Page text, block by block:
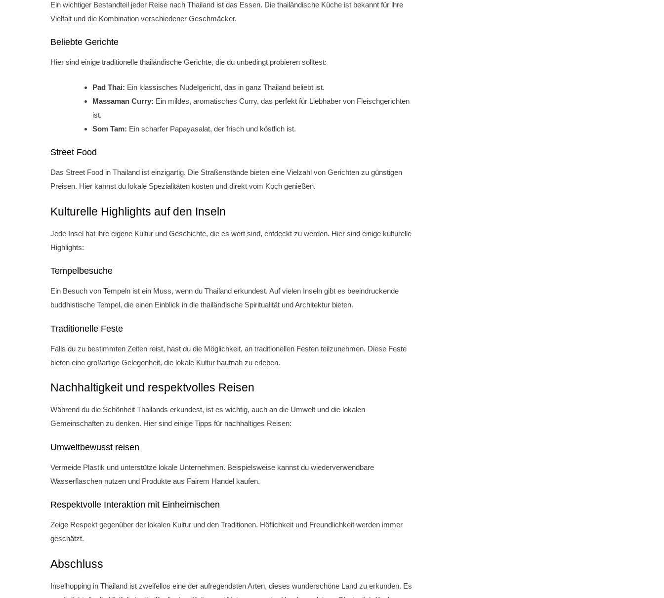
Ein wichtiger Bestandteil jeder Reise nach Thailand ist das Essen. Die thailändische Küche ist bekannt für ihre
Vielfalt und die Kombination verschiedener Geschmäcker.
Beliebte Gerichte
Hier sind einige traditionelle thailändische Gerichte, die du unbedingt probieren solltest:
Pad Thai: Ein klassisches Nudelgericht, das in ganz Thailand beliebt ist.
Massaman Curry: Ein mildes, aromatisches Curry, das perfekt für Liebhaber von Fleischgerichten
ist.
Som Tam: Ein scharfer Papayasalat, der frisch und köstlich ist.
Street Food
Das Street Food in Thailand ist einzigartig. Die Straßenstände bieten eine Vielzahl von Gerichten zu günstigen
Preisen. Hier kannst du lokale Spezialitäten kosten und direkt vom Koch genießen.
Kulturelle Highlights auf den Inseln
Jede Insel hat ihre eigene Kultur und Geschichte, die es wert sind, entdeckt zu werden. Hier sind einige kulturelle
Highlights:
Tempelbesuche
Ein Besuch von Tempeln ist ein Muss, wenn du Thailand erkundest. Auf vielen Inseln gibt es beeindruckende
buddhistische Tempel, die einen Einblick in die thailändische Spiritualität und Architektur bieten.
Traditionelle Feste
Falls du zu bestimmten Zeiten reist, hast du die Möglichkeit, an traditionellen Festen teilzunehmen. Diese Feste
bieten eine großartige Gelegenheit, die lokale Kultur hautnah zu erleben.
Nachhaltigkeit und respektvolles Reisen
Während du die Schönheit Thailands erkundest, ist es wichtig, auch an die Umwelt und die lokalen
Gemeinschaften zu denken. Hier sind einige Tipps für nachhaltiges Reisen:
Umweltbewusst reisen
Vermeide Plastik und unterstütze lokale Unternehmen. Beispielsweise kannst du wiederverwendbare
Wasserflaschen nutzen und Produkte aus Fairem Handel kaufen.
Respektvolle Interaktion mit Einheimischen
Zeige Respekt gegenüber der lokalen Kultur und den Traditionen. Höflichkeit und Freundlichkeit werden immer
geschätzt.
Abschluss
Inselhopping in Thailand ist zweifellos eine der aufregendsten Arten, dieses wunderschöne Land zu erkunden. Es